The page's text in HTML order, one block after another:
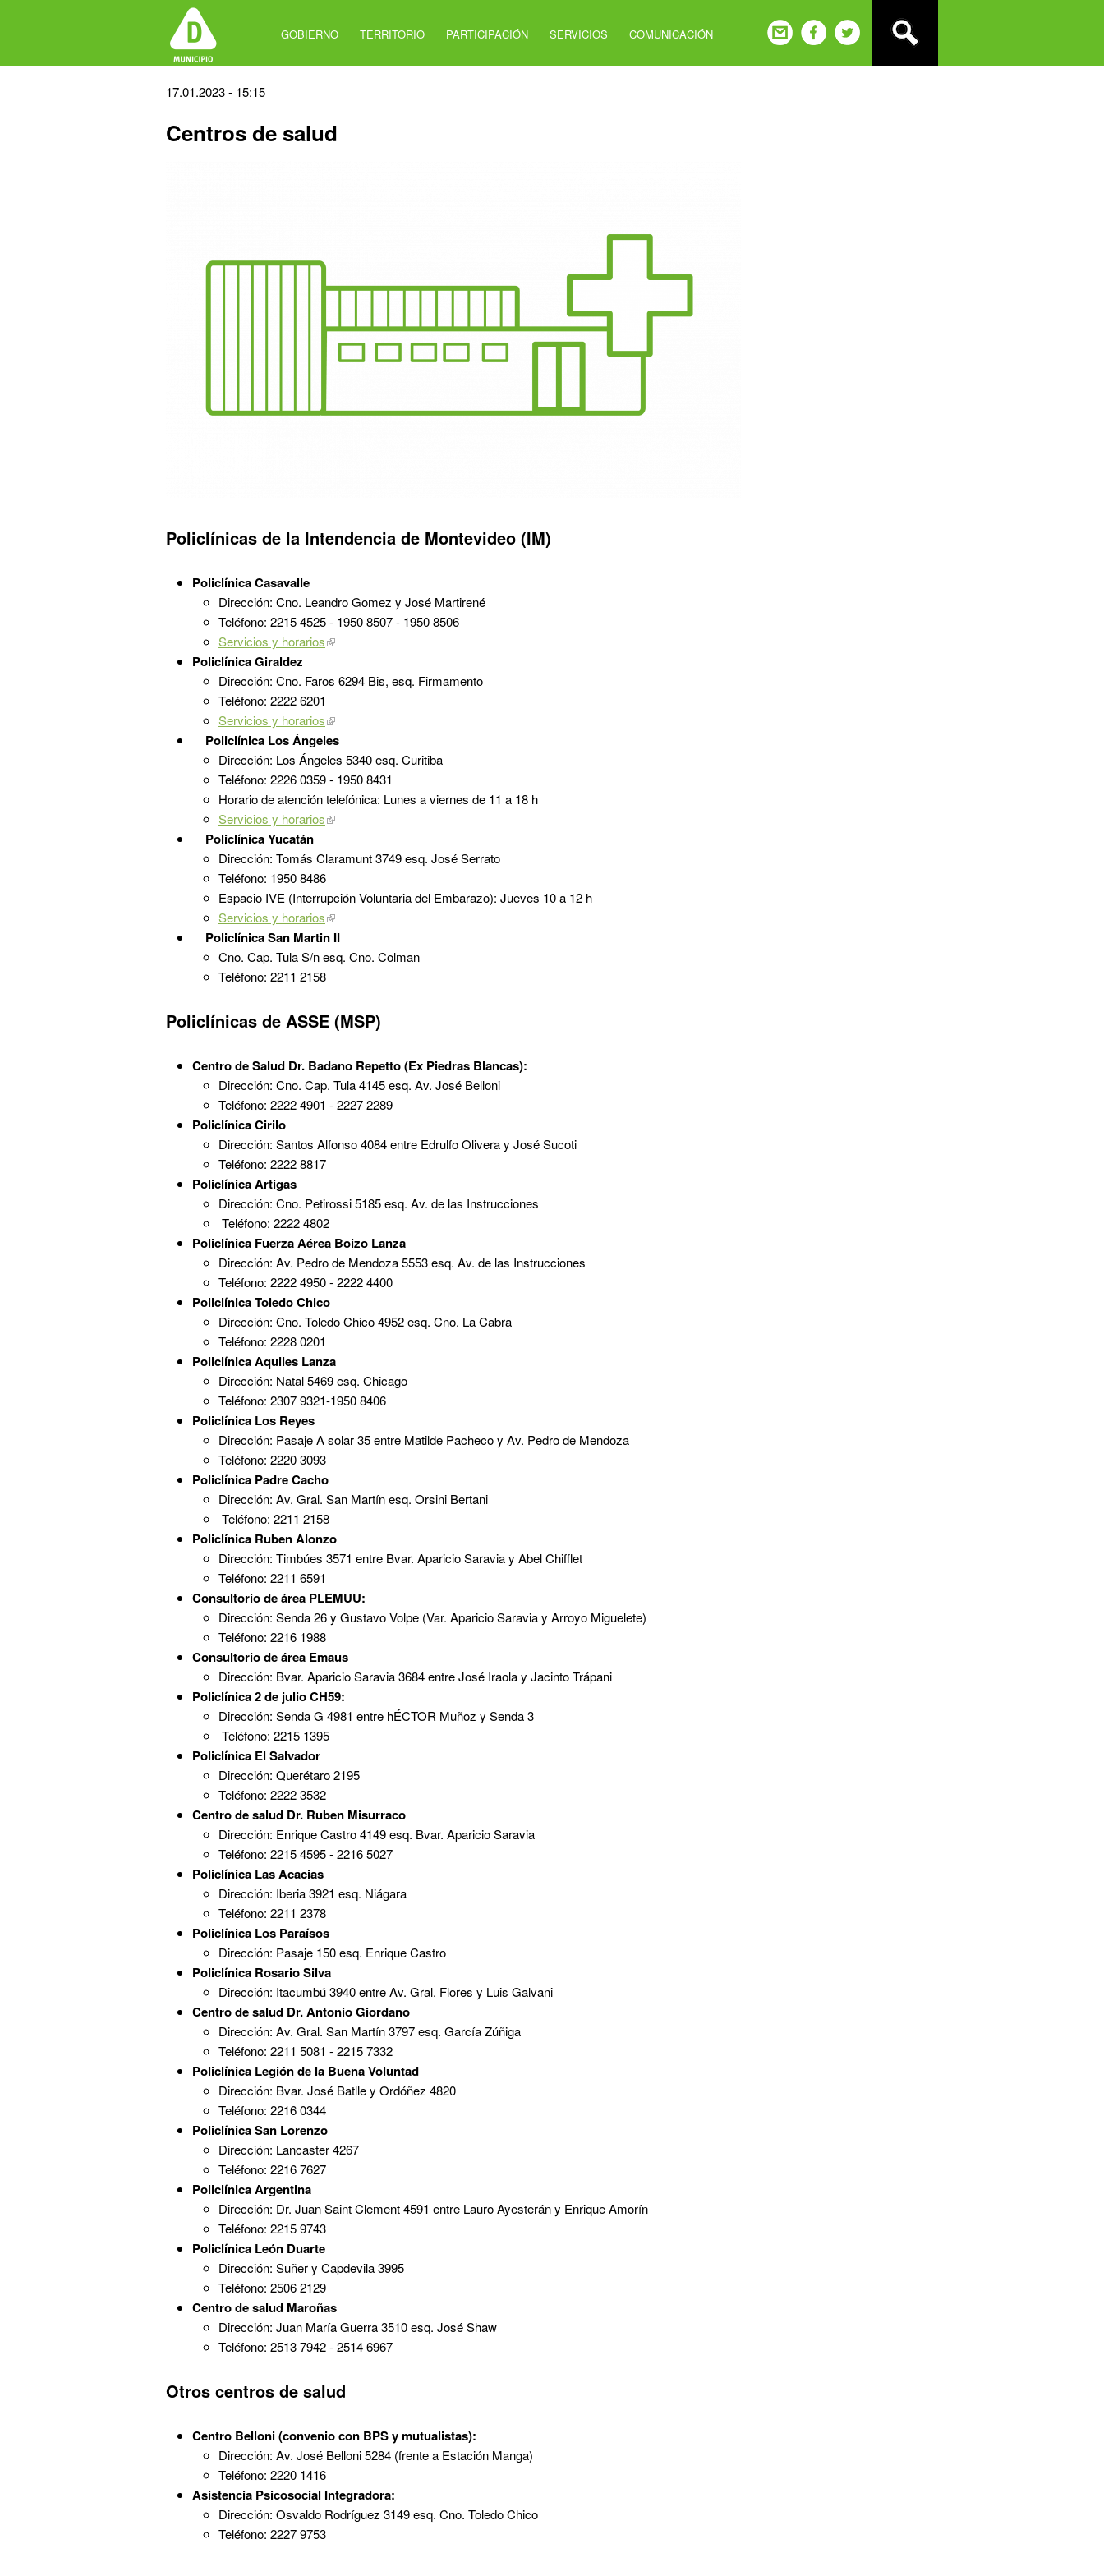
GOBIERNO TERRITORIO PARTICIPACIÓN SERVICIOS COMUNICACIÓN
Back
top
17.01.2023 - 15:15
Centros de salud
Policlínicas de la Intendencia de Montevideo (IM)
Policlínica Casavalle
Dirección: Cno. Leandro Gomez y José Martirené
Teléfono: 2215 4525 - 1950 8507 - 1950 8506
Servicios y horarios
Policlínica Giraldez
Dirección: Cno. Faros 6294 Bis, esq. Firmamento
Teléfono: 2222 6201
Servicios y horarios
Policlínica Los Ángeles
Dirección: Los Ángeles 5340 esq. Curitiba
Teléfono: 2226 0359 - 1950 8431
Horario de atención telefónica: Lunes a viernes de 11 a 18 h
Servicios y horarios
Policlínica Yucatán
Dirección: Tomás Claramunt 3749 esq. José Serrato
Teléfono: 1950 8486
Espacio IVE (Interrupción Voluntaria del Embarazo): Jueves 10 a 12 h
Servicios y horarios
Policlínica San Martin II
Cno. Cap. Tula S/n esq. Cno. Colman
Teléfono: 2211 2158
Policlínicas de ASSE (MSP)
Centro de Salud Dr. Badano Repetto (Ex Piedras Blancas):
Dirección: Cno. Cap. Tula 4145 esq. Av. José Belloni
Teléfono: 2222 4901 - 2227 2289
Policlínica Cirilo
Dirección: Santos Alfonso 4084 entre Edrulfo Olivera y José Sucoti
Teléfono: 2222 8817
Policlínica Artigas
Dirección: Cno. Petirossi 5185 esq. Av. de las Instrucciones
Teléfono: 2222 4802
Policlínica Fuerza Aérea Boizo Lanza
Dirección: Av. Pedro de Mendoza 5553 esq. Av. de las Instrucciones
Teléfono: 2222 4950 - 2222 4400
Policlínica Toledo Chico
Dirección: Cno. Toledo Chico 4952 esq. Cno. La Cabra
Teléfono: 2228 0201
Policlínica Aquiles Lanza
Dirección: Natal 5469 esq. Chicago
Teléfono: 2307 9321-1950 8406
Policlínica Los Reyes
Dirección: Pasaje A solar 35 entre Matilde Pacheco y Av. Pedro de Mendoza
Teléfono: 2220 3093
Policlínica Padre Cacho
Dirección: Av. Gral. San Martín esq. Orsini Bertani
Teléfono: 2211 2158
Policlínica Ruben Alonzo
Dirección: Timbúes 3571 entre Bvar. Aparicio Saravia y Abel Chifflet
Teléfono: 2211 6591
Consultorio de área PLEMUU:
Dirección: Senda 26 y Gustavo Volpe (Var. Aparicio Saravia y Arroyo Miguelete)
Teléfono: 2216 1988
Consultorio de área Emaus
Dirección: Bvar. Aparicio Saravia 3684 entre José Iraola y Jacinto Trápani
Policlínica 2 de julio CH59:
Dirección: Senda G 4981 entre hÉCTOR Muñoz y Senda 3
Teléfono: 2215 1395
Policlínica El Salvador
Dirección: Querétaro 2195
Teléfono: 2222 3532
Centro de salud Dr. Ruben Misurraco
Dirección: Enrique Castro 4149 esq. Bvar. Aparicio Saravia
Teléfono: 2215 4595 - 2216 5027
Policlínica Las Acacias
Dirección: Iberia 3921 esq. Niágara
Teléfono: 2211 2378
Policlínica Los Paraísos
Dirección: Pasaje 150 esq. Enrique Castro
Policlínica Rosario Silva
Dirección: Itacumbú 3940 entre Av. Gral. Flores y Luis Galvani
Centro de salud Dr. Antonio Giordano
Dirección: Av. Gral. San Martín 3797 esq. García Zúñiga
Teléfono: 2211 5081 - 2215 7332
Policlínica Legión de la Buena Voluntad
Dirección: Bvar. José Batlle y Ordóñez 4820
Teléfono: 2216 0344
Policlínica San Lorenzo
Dirección: Lancaster 4267
Teléfono: 2216 7627
Policlínica Argentina
Dirección: Dr. Juan Saint Clement 4591 entre Lauro Ayesterán y Enrique Amorín
Teléfono: 2215 9743
Policlínica León Duarte
Dirección: Suñer y Capdevila 3995
Teléfono: 2506 2129
Centro de salud Maroñas
Dirección: Juan María Guerra 3510 esq. José Shaw
Teléfono: 2513 7942 - 2514 6967
Otros centros de salud
Centro Belloni (convenio con BPS y mutualistas):
Dirección: Av. José Belloni 5284 (frente a Estación Manga)
Teléfono: 2220 1416
Asistencia Psicosocial Integradora:
Dirección: Osvaldo Rodríguez 3149 esq. Cno. Toledo Chico
Teléfono: 2227 9753